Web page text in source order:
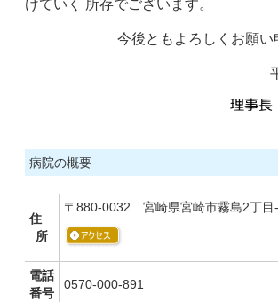
けていく 所存でございます。
今後ともよろしくお願い
病院の概要
住
所
〒880-0032 宮崎県宮崎市霧島2丁
電話
番号
0570-000-891